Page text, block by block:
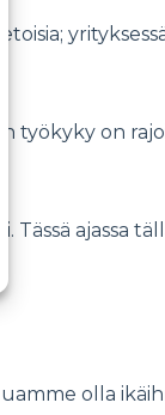
työkyky on
ajassa
olla